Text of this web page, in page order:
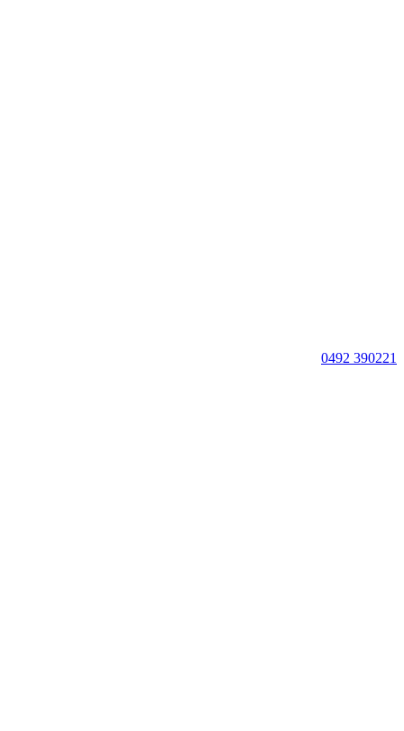
0492 390221